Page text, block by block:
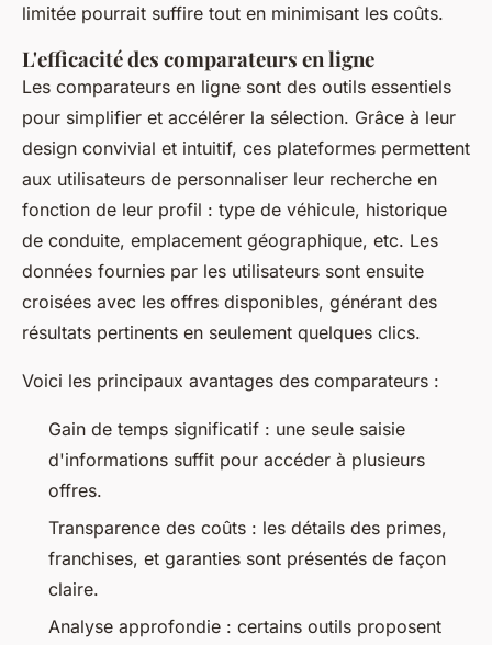
limitée pourrait suffire tout en minimisant les coûts.
L'efficacité des comparateurs en ligne
Les comparateurs en ligne sont des outils essentiels
pour simplifier et accélérer la sélection. Grâce à leur
design convivial et intuitif, ces plateformes permettent
aux utilisateurs de personnaliser leur recherche en
fonction de leur profil : type de véhicule, historique
de conduite, emplacement géographique, etc. Les
données fournies par les utilisateurs sont ensuite
croisées avec les offres disponibles, générant des
résultats pertinents en seulement quelques clics.
Voici les principaux avantages des comparateurs :
Gain de temps significatif : une seule saisie
d'informations suffit pour accéder à plusieurs
offres.
Transparence des coûts : les détails des primes,
franchises, et garanties sont présentés de façon
claire.
Analyse approfondie : certains outils proposent